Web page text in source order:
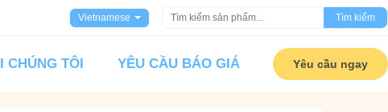
Vietnamese Tìm kiếm
CHÚNG TÔI YÊU CẦU BÁO GIÁ Yêu cầu ngay